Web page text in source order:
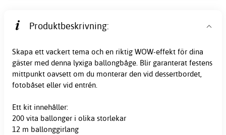
Produktbeskrivning:
Skapa ett vackert tema och en riktig WOW-effekt för dina
gäster med denna lyxiga ballongbåge. Blir garanterat festens
mittpunkt oavsett om du monterar den vid dessertbordet,
fotobåset eller vid entrén.
Ett kit innehåller:
200 vita ballonger i olika storlekar
12 m ballonggirlang